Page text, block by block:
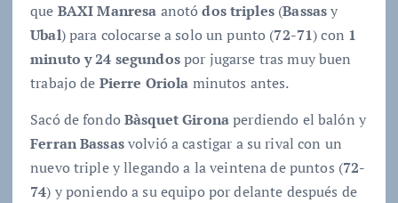
que BAXI Manresa anotódos triples(Bassasy
Ubal) para colocarse a solo un punto (72-71) con 1
minuto y 24 segundospor jugarse tras muy buen
trabajo de Pierre Oriola minutos antes.
Sacó de fondoBàsquet Gironaperdiendo el balón y
Ferran Bassasvolvió a castigar a su rival con un
nuevo triple y llegando a la veintena de puntos (72-
74) y poniendo a su equipo por delante después de